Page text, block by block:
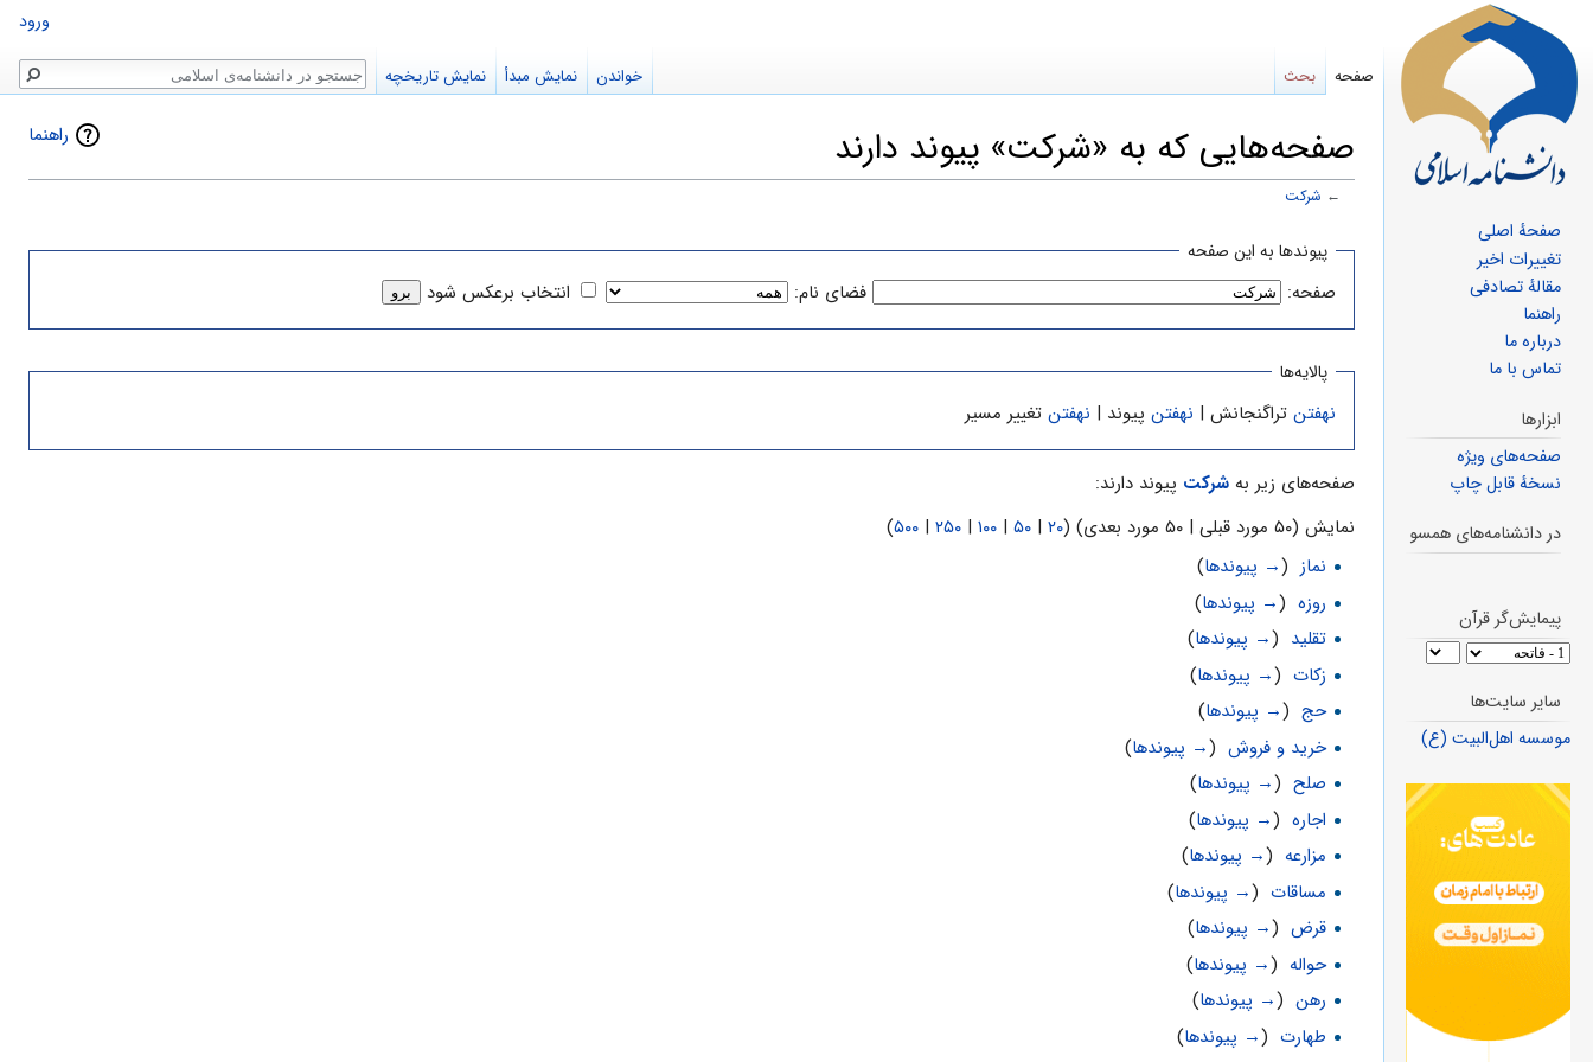
راهنما صفحه‌هایی که به «شرکت» پیوند دارند
← شرکت
پیوندها به این صفحه
صفحه: فضای نام: انتخاب برعکس شود
پالایه‌ها
نهفتنتراگنجانش | نهفتنپیوند | نهفتنتغییر مسیر
صفحه‌های زیر به شرکت پیوند دارند:
نمایش (۵۰ مورد قبلی | ۵۰ مورد بعدی) (
۲۰ | ۵۰ | ۱۰۰ | ۲۵۰ | ۵۰۰)
نماز‏
(→ پیوندها)
روزه‏
(→ پیوندها)
تقلید (→ پیوندها)
زکات‏
(→ پیوندها)
حج‏
(→ پیوندها)
خرید و فروش‏
(→ پیوندها)
صلح‏
(→ پیوندها)
اجاره‏
(→ پیوندها)
مزارعه‏
(→ پیوندها)
مساقات‏
(→ پیوندها)
قرض‏
(→ پیوندها)
حواله‏
(→ پیوندها)
رهن‏
(→ پیوندها)
طهارت‏
(→ پیوندها)
ورود
صفحه بحث خواندن نمایش مبدأ نمایش تاریخچه جستجو
صفحهٔ اصلی
تغییرات اخیر
مقالهٔ تصادفی
راهنما
درباره ما
تماس با ما
ابزارها
صفحه‌های ویژه
نسخهٔ قابل چاپ
در دانشنامه‌های همسو
پیمایش‌گر قرآن
سایر سایت‌ها
موسسه اهل‌البیت (ع)